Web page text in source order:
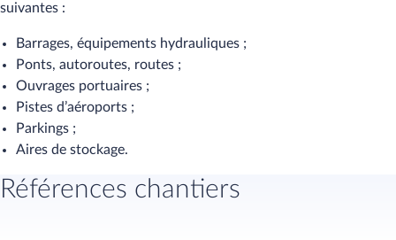
suivantes :
Barrages, équipements hydrauliques ;
Ponts, autoroutes, routes ;
Ouvrages portuaires ;
Pistes d’aéroports ;
Parkings ;
Aires de stockage.
Références chantiers